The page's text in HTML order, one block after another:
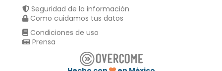
Seguridad de la información
Como cuidamos tus datos
Condiciones de uso
Prensa